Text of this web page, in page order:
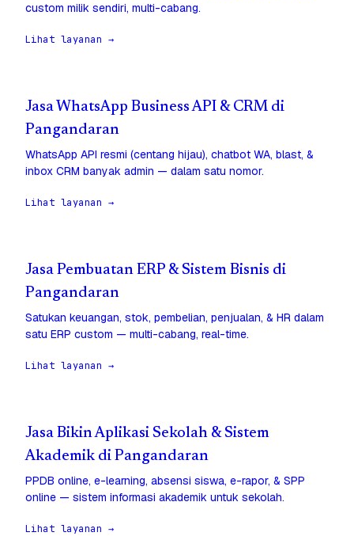
custom milik sendiri, multi-cabang.
Lihat layanan →
Jasa WhatsApp Business API & CRM di
Pangandaran
WhatsApp API resmi (centang hijau), chatbot WA, blast, &
inbox CRM banyak admin — dalam satu nomor.
Lihat layanan →
Jasa Pembuatan ERP & Sistem Bisnis di
Pangandaran
Satukan keuangan, stok, pembelian, penjualan, & HR dalam
satu ERP custom — multi-cabang, real-time.
Lihat layanan →
Jasa Bikin Aplikasi Sekolah & Sistem
Akademik di Pangandaran
PPDB online, e-learning, absensi siswa, e-rapor, & SPP
online — sistem informasi akademik untuk sekolah.
Lihat layanan →